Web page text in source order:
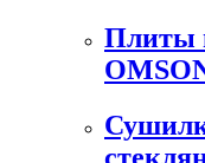
Плиты